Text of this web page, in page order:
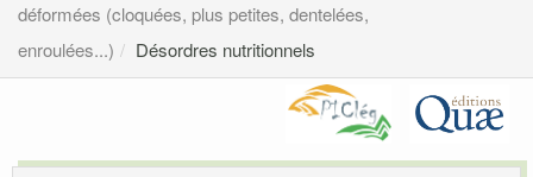
déformées (cloquées, plus petites, dentelées,
enroulées...)
Désordres nutritionnels